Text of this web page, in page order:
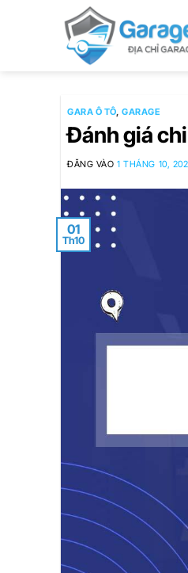
GARA Ô TÔ,GARAGE
Đánh giá
ĐĂNG VÀO1 THÁNG 10,
01
Th10